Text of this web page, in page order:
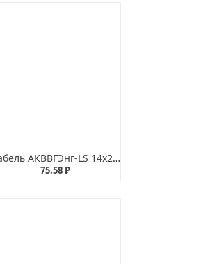
Кабель АКВВГЭнг-LS 14х2,5
75.58 ₽